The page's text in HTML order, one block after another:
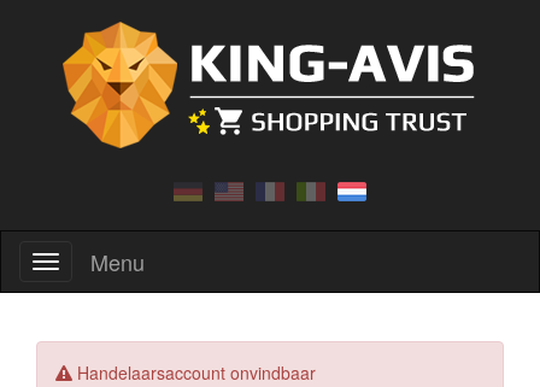
Menu Menu
Handelaarsaccount onvindbaar